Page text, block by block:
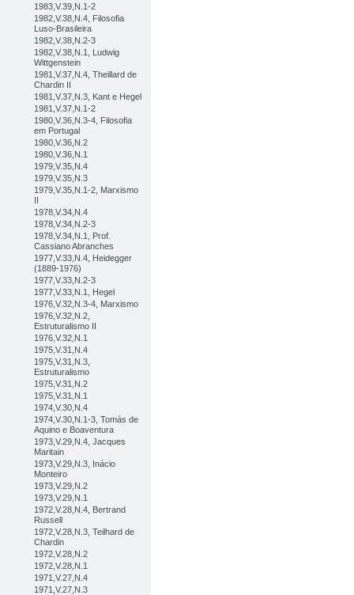
1983,V.39,N.1-2
1982,V.38,N.4, Filosofia
Luso-Brasileira
1982,V.38,N.2-3
1982,V.38,N.1, Ludwig
Wittgenstein
1981,V.37,N.4, Theillard de
Chardin II
1981,V.37,N.3, Kant e Hegel
1981,V.37,N.1-2
1980,V.36,N.3-4, Filosofia
em Portugal
1980,V.36,N.2
1980,V.36,N.1
1979,V.35,N.4
1979,V.35,N.3
1979,V.35,N.1-2, Marxismo
II
1978,V.34,N.4
1978,V.34,N.2-3
1978,V.34,N.1, Prof.
Cassiano Abranches
1977,V.33,N.4, Heidegger
(1889-1976)
1977,V.33,N.2-3
1977,V.33,N.1, Hegel
1976,V.32,N.3-4, Marxismo
1976,V.32,N.2,
Estruturalismo II
1976,V.32,N.1
1975,V.31,N.4
1975,V.31,N.3,
Estruturalismo
1975,V.31,N.2
1975,V.31,N.1
1974,V.30,N.4
1974,V.30,N.1-3, Tomás de
Aquino e Boaventura
1973,V.29,N.4, Jacques
Maritain
1973,V.29,N.3, Inácio
Monteiro
1973,V.29,N.2
1973,V.29,N.1
1972,V.28,N.4, Bertrand
Russell
1972,V.28,N.3, Teilhard de
Chardin
1972,V.28,N.2
1972,V.28,N.1
1971,V.27,N.4
1971,V.27,N.3